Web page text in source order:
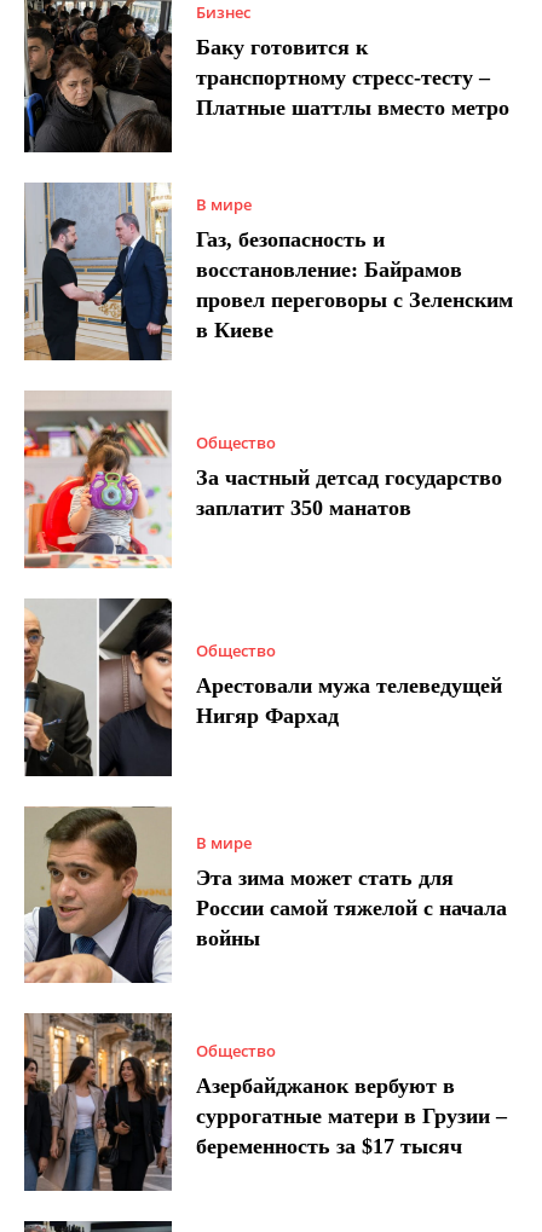
Бизнес
Баку готовится к
транспортному стресс-тесту –
Платные шаттлы вместо метро
В мире
Газ, безопасность и
восстановление: Байрамов
провел переговоры с Зеленским
в Киеве
Общество
За частный детсад государство
заплатит 350 манатов
Общество
Арестовали мужа телеведущей
Нигяр Фархад
В мире
Эта зима может стать для
России самой тяжелой с начала
войны
Общество
Азербайджанок вербуют в
суррогатные матери в Грузии –
беременность за $17 тысяч